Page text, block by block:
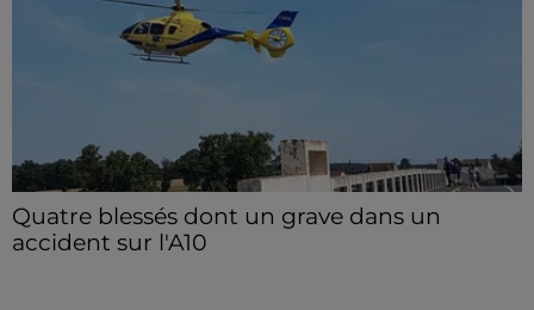
Quatre blessés dont un grave dans un
accident sur l'A10